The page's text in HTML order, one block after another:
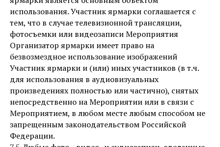
использования. Участник ярмарки соглашается с
тем, что в случае телевизионной трансляции,
фотосъемки или видеозаписи Мероприятия
Организатор ярмарки имеет право на
безвозмездное использование изображений
Участник ярмарки и (или) иных участников (в т.ч.
для использования в аудиовизуальных
произведениях полностью или частично), снятых
непосредственно на Мероприятии или в связи с
Мероприятием, в любом месте любым способом не
запрещенным законодательством Российской
Федерации.